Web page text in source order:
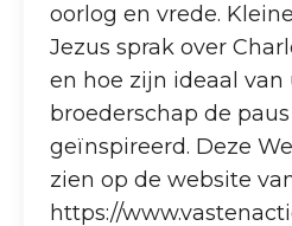
oorlog en vrede.
Jezus sprak over
en hoe zijn ideaal van
broederschap de
geïnspireerd. Deze
zien op de website
https://